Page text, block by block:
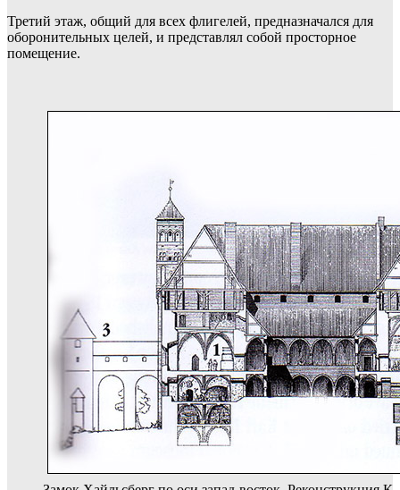
Третий этаж, общий для всех флигелей, предназначался для
оборонительных целей, и представлял собой просторное
помещение.